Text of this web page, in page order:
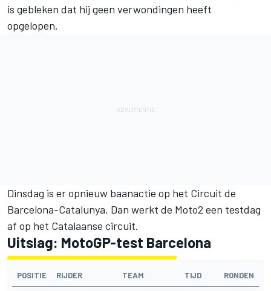
is gebleken dat hij geen verwondingen heeft
opgelopen.
Dinsdag is er opnieuw baanactie op het Circuit de
Barcelona-Catalunya. Dan werkt de Moto2 een testdag
af op het Catalaanse circuit.
Uitslag: MotoGP-test Barcelona
POSITIE RIJDER TEAM TIJD RONDEN